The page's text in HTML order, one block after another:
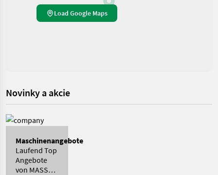
Load Google Maps
Novinky a akcie
Maschinenangebote
Laufend Top
Angebote
von MASSEY